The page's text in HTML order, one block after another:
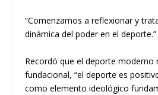
“Comenzamos a reflexionar y
dinámica del poder en el deporte.”
Recordó que el deporte moderno
fundacional,“el deporte es
como elemento ideológico